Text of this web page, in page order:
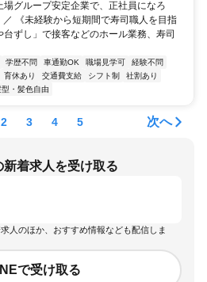
グループ安定企業で、正社員になろ
《未経験から短期間で寿司職人を目指
ずし」で接客などのホール業務、寿司
学歴不問 車通勤OK 職場見学可
経験不問
育休あり 交通費支給 シフト制
社割あり
型・髪色自由
2 3 4 5 次へ
新着求人を受け取る
人のほか、おすすめ情報なども配信しま
で受け取る